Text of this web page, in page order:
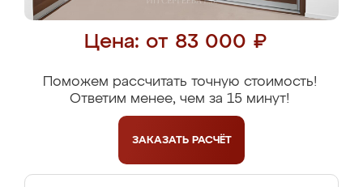
Цена: от 83 000 ₽
Поможем рассчитать точную стоимость!
Ответим менее, чем за 15 минут!
ЗАКАЗАТЬ РАСЧЁТ